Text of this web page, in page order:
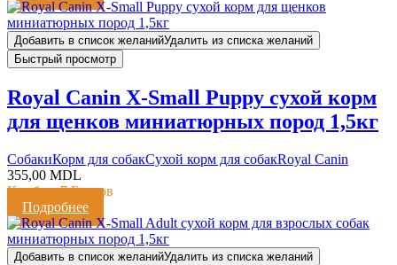
Добавить в список желанийУдалить из списка желаний
Быстрый просмотр
Royal Canin X-Small Puppy сухой корм
для щенков миниатюрных пород 1,5кг
CобакиКорм для собакСухой корм для собакRoyal Canin
355,00 MDL
Кешбэк:7 Баллов
Подробнее
Добавить в список желанийУдалить из списка желаний